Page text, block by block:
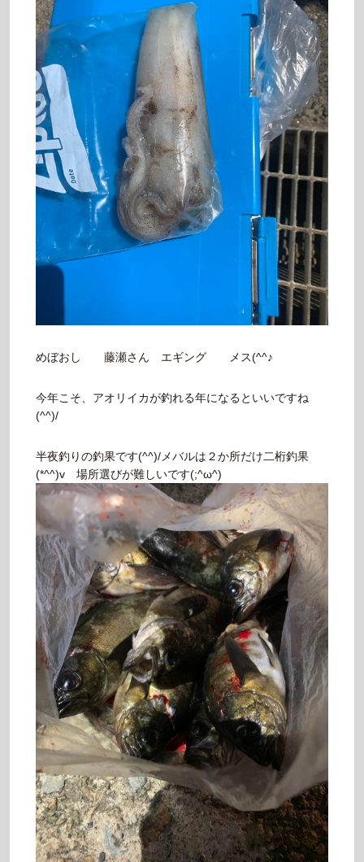
めぼおし 藤瀬さん エギング メス(^^♪
今年こそ、アオリイカが釣れる年になるといいですね
(^^)/
半夜釣りの釣果です(^^)/メバルは２か所だけ二桁釣果
(*^^)v 場所選びが難しいです(;^ω^)